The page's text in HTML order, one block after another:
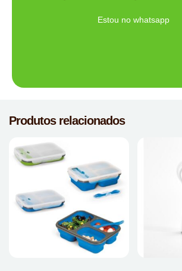
Estou no whatsapp
Ligue Agora!
Produtos relacionados